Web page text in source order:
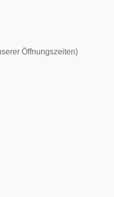
Öffnungszeiten)